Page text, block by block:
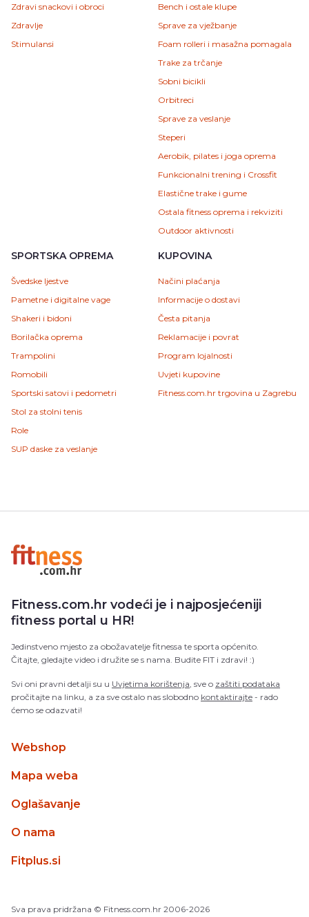
Zdravi snackovi i obroci
Zdravlje
Stimulansi
Bench i ostale klupe
Sprave za vježbanje
Foam rolleri i masažna pomagala
Trake za trčanje
Sobni bicikli
Orbitreci
Sprave za veslanje
Steperi
Aerobik, pilates i joga oprema
Funkcionalni trening i Crossfit
Elastične trake i gume
Ostala fitness oprema i rekviziti
Outdoor aktivnosti
SPORTSKA OPREMA
Švedske ljestve
Pametne i digitalne vage
Shakeri i bidoni
Borilačka oprema
Trampolini
Romobili
Sportski satovi i pedometri
Stol za stolni tenis
Role
SUP daske za veslanje
KUPOVINA
Načini plaćanja
Informacije o dostavi
Česta pitanja
Reklamacije i povrat
Program lojalnosti
Uvjeti kupovine
Fitness.com.hr trgovina u Zagrebu
Fitness.com.hr vodeći je i najposjećeniji
fitness portal u HR!
Jedinstveno mjesto za obožavatelje fitnessa te sporta općenito.
Čitajte, gledajte video i družite se s nama. Budite FIT i zdravi! :)
Svi oni pravni detalji su u Uvjetima korištenja , sve o zaštiti podataka
pročitajte na linku, a za sve ostalo nas slobodno kontaktirajte - rado
ćemo se odazvati!
Webshop
Mapa weba
Oglašavanje
O nama
Fitplus.si
Sva prava pridržana © Fitness.com.hr 2006-2026